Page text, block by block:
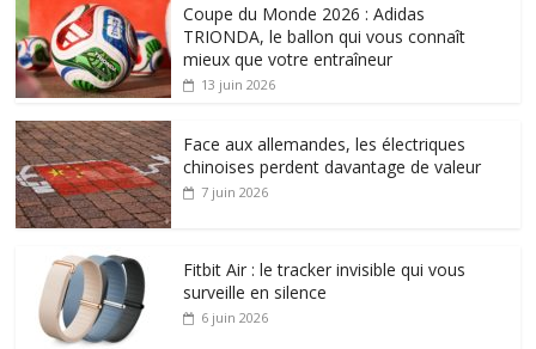
Coupe du Monde 2026 : Adidas
TRIONDA, le ballon qui vous connaît
mieux que votre entraîneur
13 juin 2026
Face aux allemandes, les électriques
chinoises perdent davantage de valeur
7 juin 2026
Fitbit Air : le tracker invisible qui vous
surveille en silence
6 juin 2026